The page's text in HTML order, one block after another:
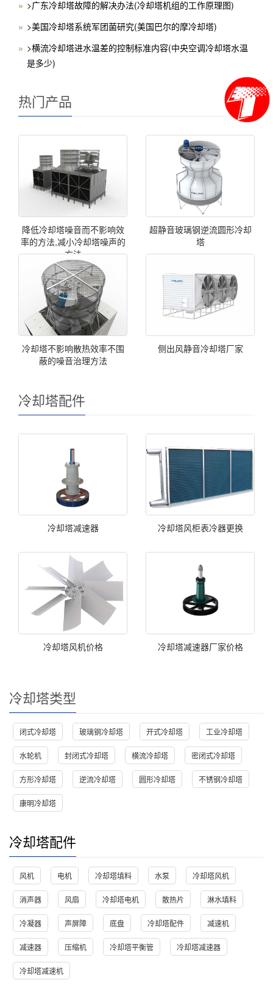
>广东冷却塔故障的解决办法(冷却塔机组的工作原理图)
>美国冷却塔系统军团菌研究(美国巴尔的摩冷却塔)
>横流冷却塔进水温差的控制标准内容(中央空调冷却塔水温
是多少)
热门产品
降低冷却塔噪音而不影响效
率的方法,减小冷却塔噪声的
方法
超静音玻璃钢逆流圆形冷却
塔
冷却塔不影响散热效率不围
蔽的噪音治理方法
侧出风静音冷却塔厂家
冷却塔配件
冷却塔减速器 冷却塔风柜表冷器更换
冷却塔风机价格 冷却塔减速器厂家价格
冷却塔类型
闭式冷却塔 玻璃钢冷却塔 开式冷却塔 工业冷却塔
水轮机 封闭式冷却塔 横流冷却塔 密闭式冷却塔
方形冷却塔 逆流冷却塔 圆形冷却塔 不锈钢冷却塔
康明冷却塔
冷却塔配件
风机 电机 冷却塔填料 水泵 冷却塔风机
消声器 风扇 冷却塔电机 散热片 淋水填料
冷凝器 声屏障 底盘 冷却塔配件 减速机
减速器 压缩机 冷却塔平衡管 冷却塔减速器
冷却塔减速机